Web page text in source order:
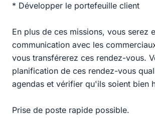
* Développer le portefeuille client
En plus de ces missions, vous serez
communication avec les
vous transférerez ces rendez-vous.
planification de ces rendez-vous
agendas et vérifier qu'ils soient bien
Prise de poste rapide possible.